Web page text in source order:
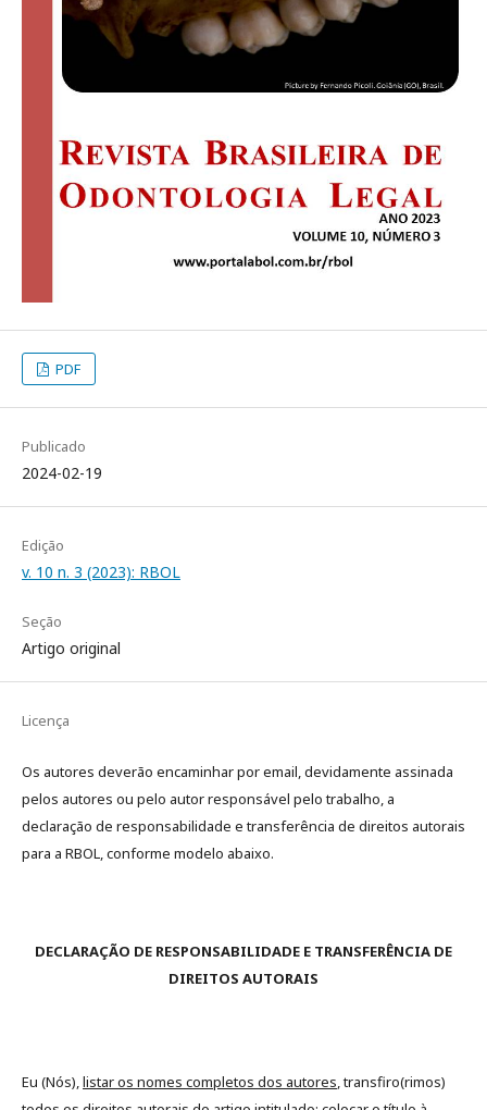
PDF
Publicado
2024-02-19
Edição
v. 10 n. 3 (2023): RBOL
Seção
Artigo original
Licença
Os autores deverão encaminhar por email, devidamente assinada
pelos autores ou pelo autor responsável pelo trabalho, a
declaração de responsabilidade e transferência de direitos autorais
para a RBOL, conforme modelo abaixo.
DECLARAÇÃO DE RESPONSABILIDADE E TRANSFERÊNCIA DE
DIREITOS AUTORAIS
Eu (Nós),listar os nomes completos dos autores, transfiro(rimos)